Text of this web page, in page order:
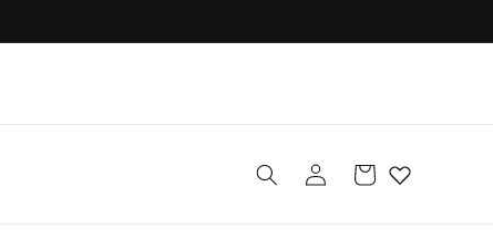
sesión
Carrito